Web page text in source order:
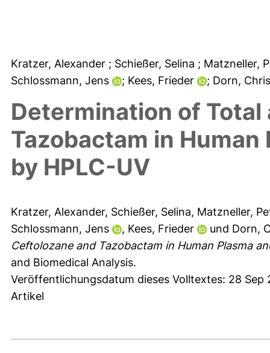
Kratzer, Alexander ; Schießer, Selina ; Matzneller,
Schlossmann, Jens
; Kees, Frieder ; Dorn,
Determination of Total
Tazobactam in
by HPLC-UV
Kratzer, Alexander, Schießer, Selina, Matzneller,
Schlossmann, Jens
, Kees, Frieder und Dorn,
Ceftolozane and Tazobactam in Human Plasma
and Biomedical Analysis.
Veröffentlichungsdatum dieses Volltextes: 28 Sep
Artikel